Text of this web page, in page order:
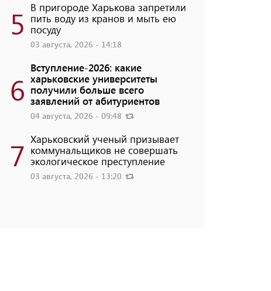
5 В пригороде Харькова запретили
пить воду из кранов и мыть ею
посуду
03 августа, 2026 - 14:18
6
Вступление-2026: какие
харьковские университеты
получили больше всего
заявлений от абитуриентов
04 августа, 2026 - 09:48
7 Харьковский ученый призывает
коммунальщиков не совершать
экологическое преступление
03 августа, 2026 - 13:20